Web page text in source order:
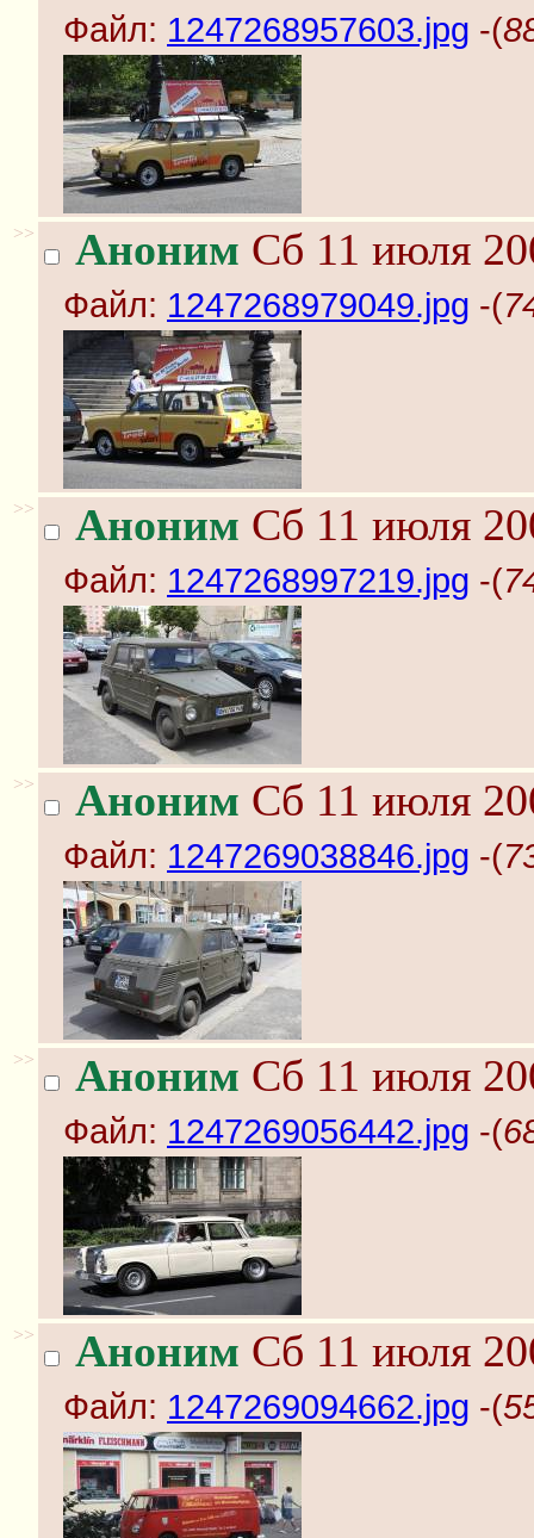
Файл: 1247268957603.jpg -(
>> Аноним Сб 11 июля
Файл: 1247268979049.jpg -(
>> Аноним Сб 11 июля
Файл: 1247268997219.jpg -(
>> Аноним Сб 11 июля
Файл: 1247269038846.jpg -(
>> Аноним Сб 11 июля
Файл: 1247269056442.jpg -(
>> Аноним Сб 11 июля
Файл: 1247269094662.jpg -(